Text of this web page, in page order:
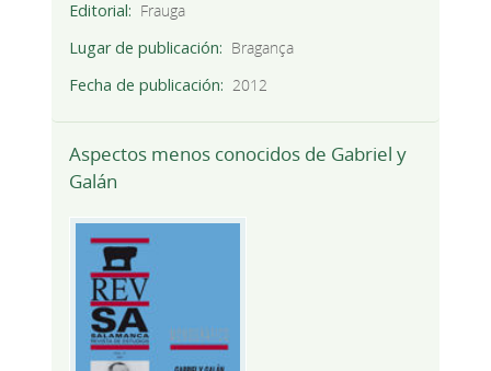
Editorial
Frauga
Lugar de publicación
Bragança
Fecha de publicación
2012
Aspectos menos conocidos de Gabriel y
Galán